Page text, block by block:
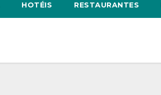
HOTÉIS RESTAURANTES